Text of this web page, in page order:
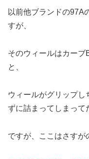
以前他ブランドの97A
すが、
そのウィールはカーブ
と、
ウィールがグリップし
ずに詰まってしまって
ですが、ここはさすが